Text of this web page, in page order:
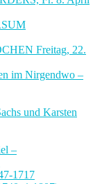
Freitag, 22.
im Nirgendwo –
und Karsten
–
1717